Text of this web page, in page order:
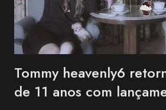
Tommy heavenly6
de 11 anos com